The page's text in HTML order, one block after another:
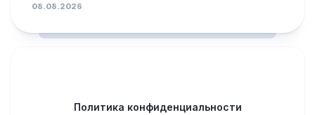
08.08.2026
Политика конфиденциальности